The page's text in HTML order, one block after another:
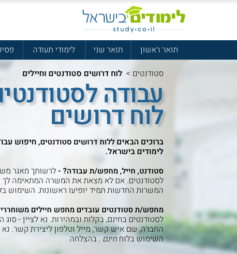
תואר ראשון תואר שני לימודי תעודה
סטודנטים > לוח דרושים סטודנטים וחיילים
עבודה
לוח דרושים
ברוכים הבאיםללוח דרושים סטודנטים, חיפוש
לימודים בישראל.
סטודנט, חייל, מחפש/ת עבודה? -לרשותך מאגר
לסטודנטים. אם לא מצאת את המשרה המתאימה לך
המשרות החדשות תמיד יופיעו ראשונות. השימוש
מחפש/ת סטודנטים עובדים מחפש חיילים
לסטודנטים בחינם, בקלות ובמהירות. נא לציין -
החברה, שם איש קשר, מייל וטלפון ליצירת קשר.
השימוש בלוחחינם. בהצלחה